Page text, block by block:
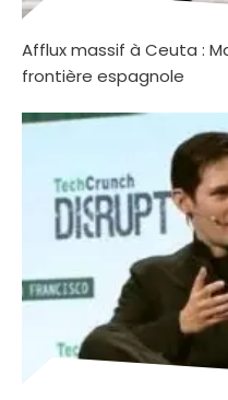
Afflux massif à Ceuta :
frontière espagnole